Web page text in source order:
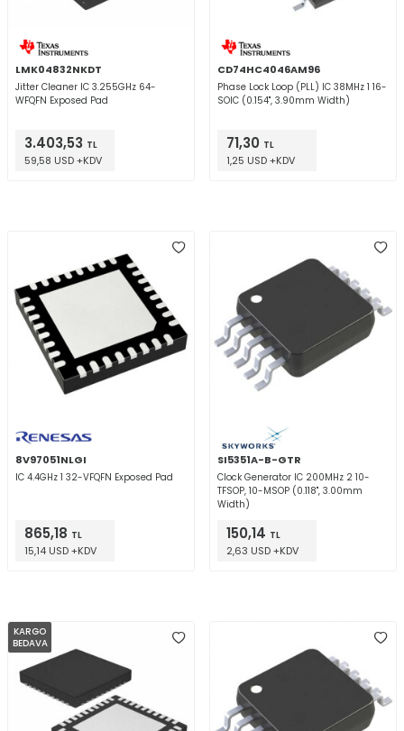
LMK04832NKDT
Jitter Cleaner IC 3.255GHz 64-
WFQFN Exposed Pad
3.403,53 TL
59,58 USD +KDV
CD74HC4046AM96
Phase Lock Loop (PLL) IC 38MHz 1 16-
SOIC (0.154", 3.90mm Width)
71,30 TL
1,25 USD +KDV
8V97051NLGI
IC 4.4GHz 1 32-VFQFN Exposed Pad
865,18 TL
15,14 USD +KDV
SI5351A-B-GTR
Clock Generator IC 200MHz 2 10-
TFSOP, 10-MSOP (0.118", 3.00mm
Width)
150,14 TL
2,63 USD +KDV
KARGO
BEDAVA